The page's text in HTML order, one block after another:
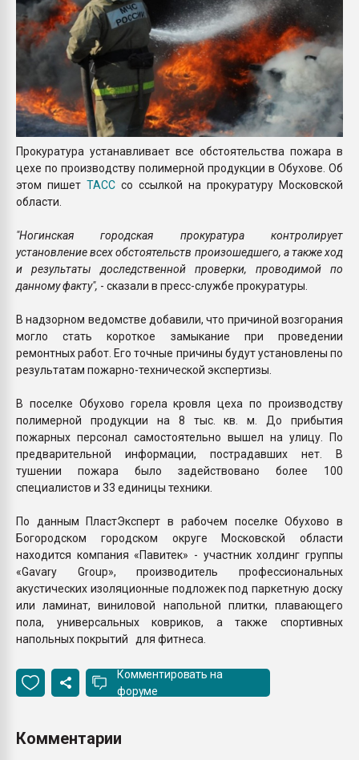
Прокуратура устанавливает все обстоятельства пожара в
цехе по производству полимерной продукции в Обухове. Об
этом пишет ТАСС со ссылкой на прокуратуру Московской
области.
"Ногинская городская прокуратура контролирует
установление всех обстоятельств произошедшего, а также ход
и результаты доследственной проверки, проводимой по
данному факту", - сказали в пресс-службе прокуратуры.
В надзорном ведомстве добавили, что причиной возгорания
могло стать короткое замыкание при проведении
ремонтных работ. Его точные причины будут установлены по
результатам пожарно-технической экспертизы.
В поселке Обухово горела кровля цеха по производству
полимерной продукции на 8 тыс. кв. м. До прибытия
пожарных персонал самостоятельно вышел на улицу. По
предварительной информации, пострадавших нет. В
тушении пожара было задействовано более 100
специалистов и 33 единицы техники.
По данным ПластЭксперт в рабочем поселке Обухово в
Богородском городском округе Московской области
находится компания «Павитек» - участник холдинг группы
«Gavary Group», производитель профессиональных
акустических изоляционные подложек под паркетную доску
или ламинат, виниловой напольной плитки, плавающего
пола, универсальных ковриков, а также спортивных
напольных покрытий для фитнеса.
Комментировать на
форуме
Комментарии